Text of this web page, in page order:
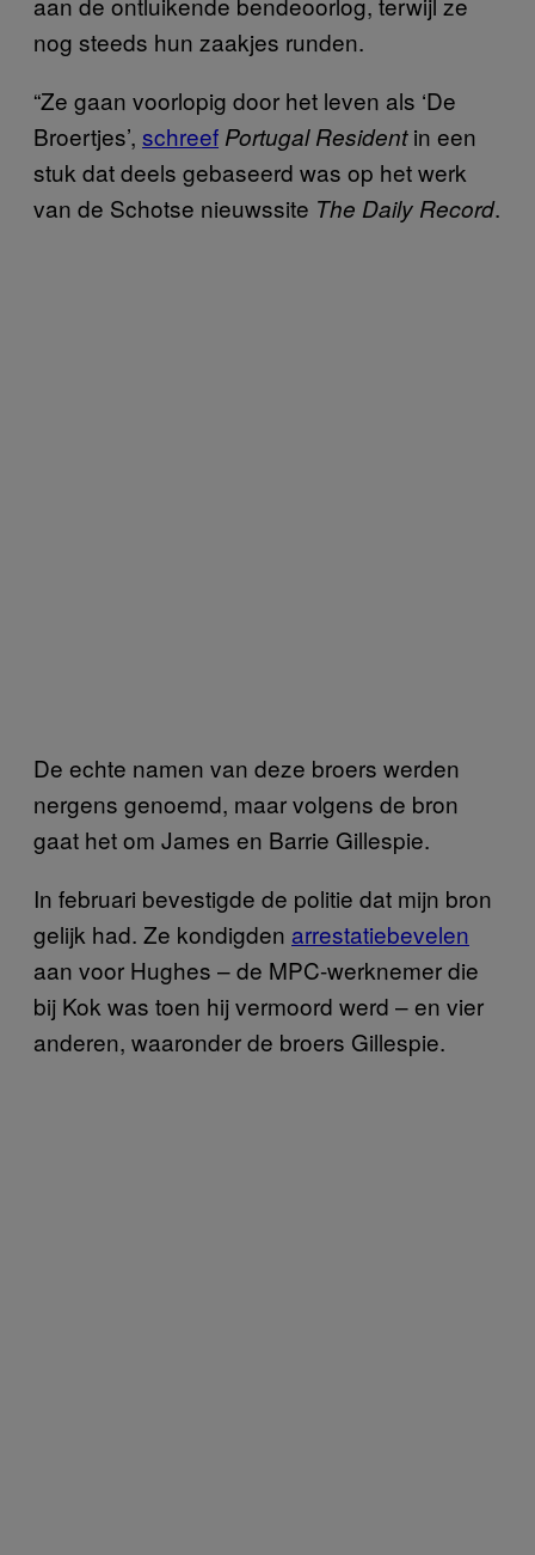
nog steeds hun zaakjes runden.
“Ze gaan voorlopig door het leven als ‘De
Broertjes’, schreef Portugal Residentin een
stuk dat deels gebaseerd was op het werk
van de Schotse nieuwssite The Daily Record.
De echte namen van deze broers werden
nergens genoemd, maar volgens de bron
gaat het om James en Barrie Gillespie.
In februari bevestigde de politie dat mijn bron
gelijk had. Ze kondigden arrestatiebevelen
aan voor Hughes – de MPC-werknemer die
bij Kok was toen hij vermoord werd – en vier
anderen, waaronder de broers Gillespie.